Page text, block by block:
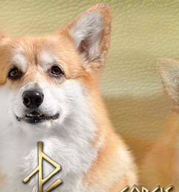
Наші коргі
Дами Ордену
Кавалери Ордену